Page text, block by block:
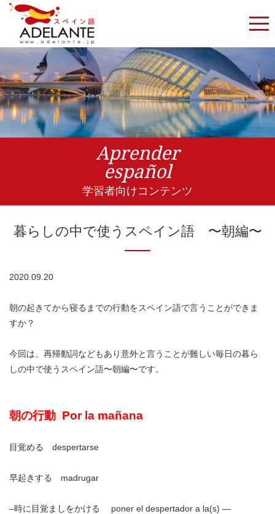
Aprender
español
学習者向けコンテンツ
暮らしの中で使うスペイン語 〜朝編〜
2020.09.20
朝の起きてから寝るまでの行動をスペイン語で言うことができま
すか？
今回は、再帰動詞などもあり意外と言うことが難しい毎日の暮ら
しの中で使うスペイン語〜朝編〜です。
朝の行動 Por la mañana
目覚める despertarse
早起きする madrugar
–時に目覚ましをかける poner el despertador a la(s) —